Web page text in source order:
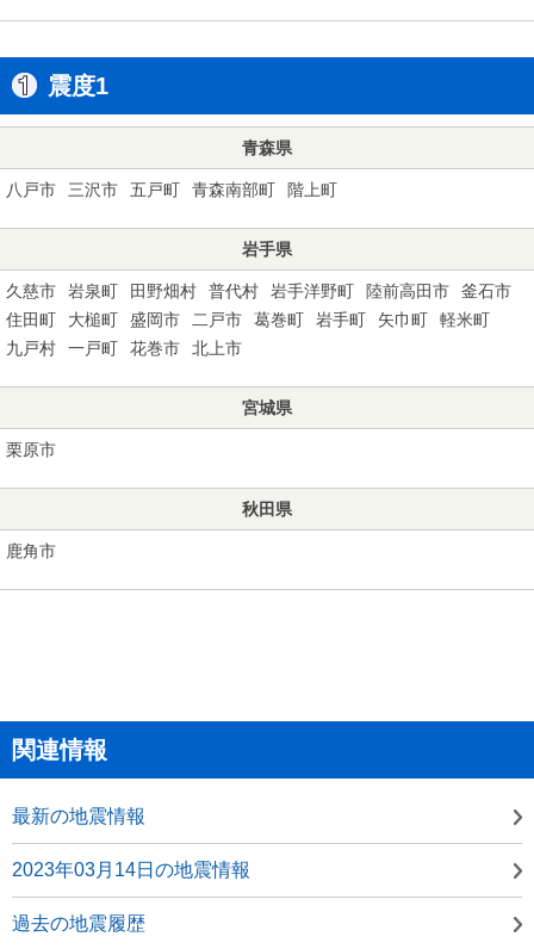
震度1
青森県
八戸市 三沢市 五戸町 青森南部町 階上町
岩手県
久慈市 岩泉町 田野畑村 普代村 岩手洋野町 陸前高田市
釜石市
住田町
大槌町 盛岡市 二戸市 葛巻町 岩手町 矢巾町
軽米町
九戸村
一戸町 花巻市 北上市
宮城県
栗原市
秋田県
鹿角市
関連情報
最新の地震情報
2023年03月14日の地震情報
過去の地震履歴